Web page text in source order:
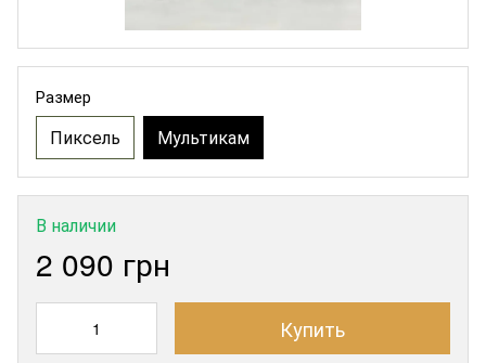
Размер
Пиксель Мультикам
В наличии
2 090 грн
Купить